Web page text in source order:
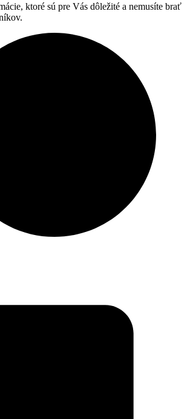
ktoré sú pre Vás dôležité a nemusíte brať